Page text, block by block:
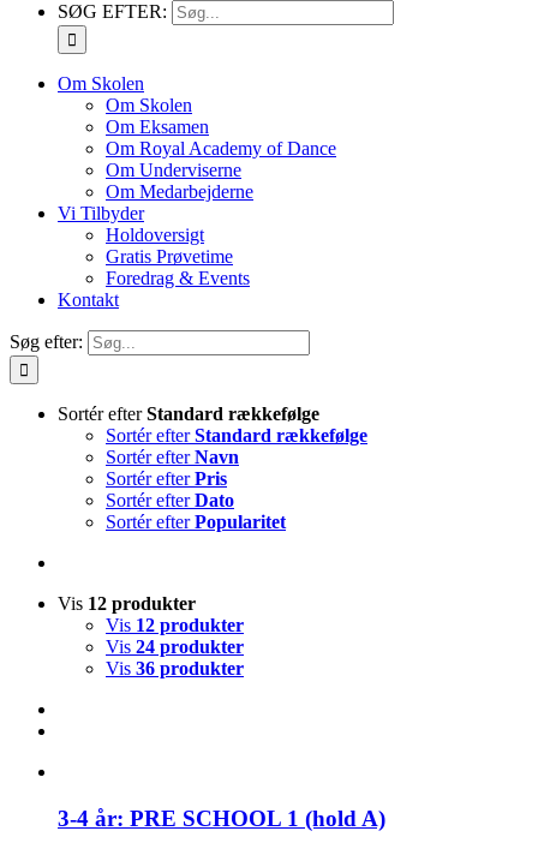
SØG EFTER:
Om Skolen
Om Skolen
Om Eksamen
Om Royal Academy of Dance
Om Underviserne
Om Medarbejderne
Vi Tilbyder
Holdoversigt
Gratis Prøvetime
Foredrag & Events
Kontakt
Søg efter:
Sortér efterStandard rækkefølge
Sortér efterStandard rækkefølge
Sortér efterNavn
Sortér efterPris
Sortér efterDato
Sortér efterPopularitet
Vis 12 produkter
Vis 12 produkter
Vis 24 produkter
Vis 36 produkter
3-4 år: PRE SCHOOL 1 (hold A)